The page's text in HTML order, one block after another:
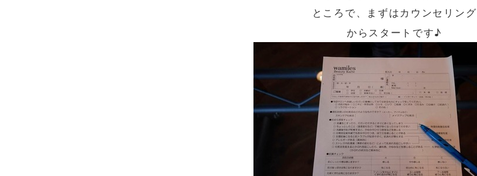
ところで、まずはカウンセリング
からスタートです♪